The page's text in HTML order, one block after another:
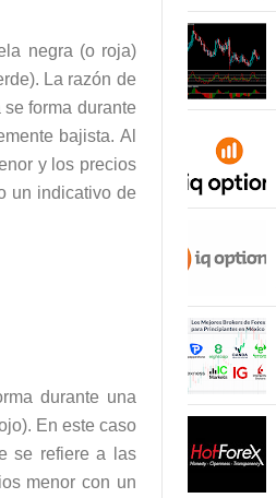
negra (o roja)
La razón de
forma durante
bajista. Al
y los precios
un indicativo de
durante una
En este caso
se refiere a las
menor con un